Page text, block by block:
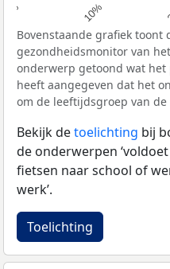
0% 10%
Bovenstaande grafiek toont
gezondheidsmonitor van het
onderwerp getoond wat
heeft aangegeven dat het
om de leeftijdsgroep van
Bekijk detoelichting bij
de onderwerpen
fietsen naar school of
werk’.
Toelichting